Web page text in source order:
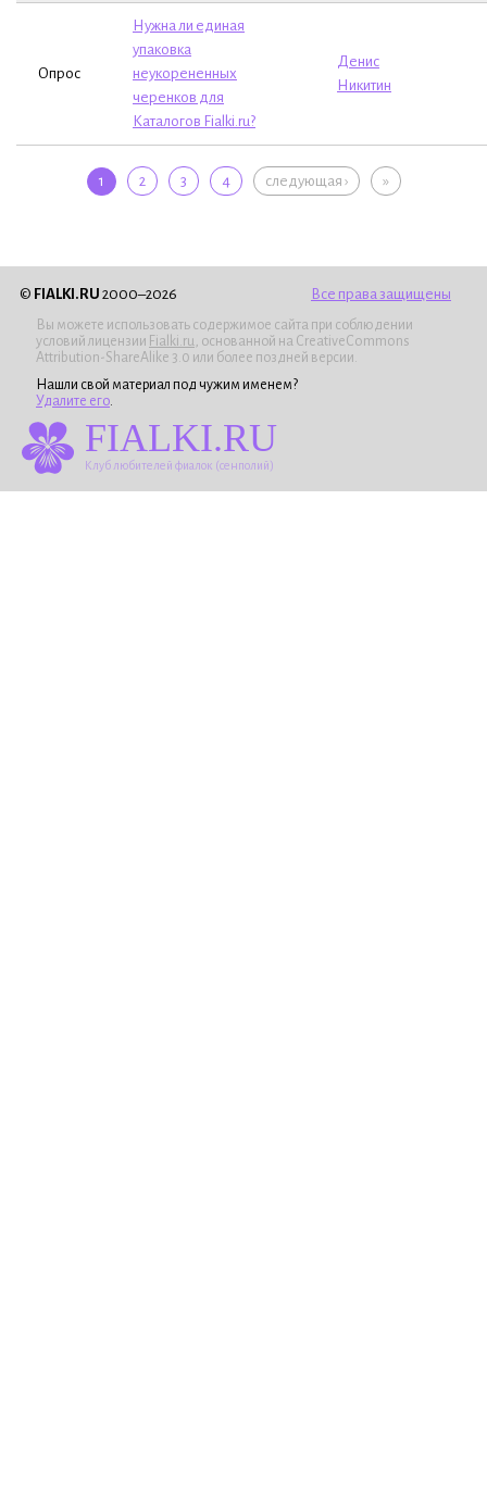
Опрос
Нужна ли единая
упаковка
неукорененных
черенков для
Каталогов Fialki.ru?
Денис
Никитин
Страницы
1 2 3 4 следующая › »
© FIALKI.RU 2000–2026 Все права защищены
Вы можете использовать содержимое сайта при соблюдении
условий лицензии Fialki.ru , основанной на CreativeCommons
Attribution-ShareAlike 3.0 или более поздней версии.
Нашли свой материал под чужим именем?
Удалите его
FIALKI.RU
Клуб любителей фиалок (сенполий)